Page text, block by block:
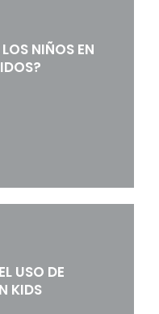
NIÑOS EN
USO DE
KIDS